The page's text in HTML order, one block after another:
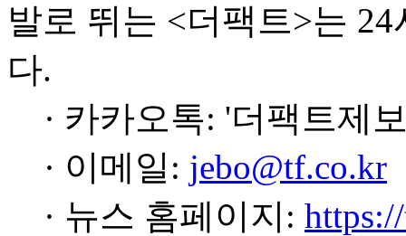
발로 뛰는 <더팩트>는
다.
· 카카오톡: '더팩트제
· 이메일: jebo@tf.co.kr
· 뉴스 홈페이지: